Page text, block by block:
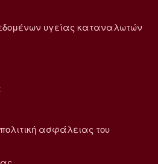
υγείας καταναλωτών
ασφάλειας του